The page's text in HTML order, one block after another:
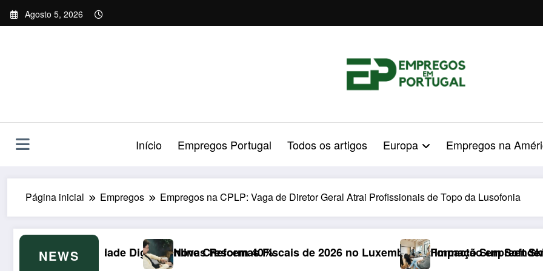
Saltar
para
Agosto 5, 2026
Início Empregos Portugal Todos os artigos Europa Empregos na
Página inicial Empregos Empregos na CPLP: Vaga de Diretor Geral Atrai Profissionais de Topo da Lusofonia
NEWS
Online Crescem 40%
Novas Reformas Fiscais de 2026 no Luxemburgo: Impacto Surpreendente nos Portugueses
Formação em Soft Skills em 2026: Armadilha de